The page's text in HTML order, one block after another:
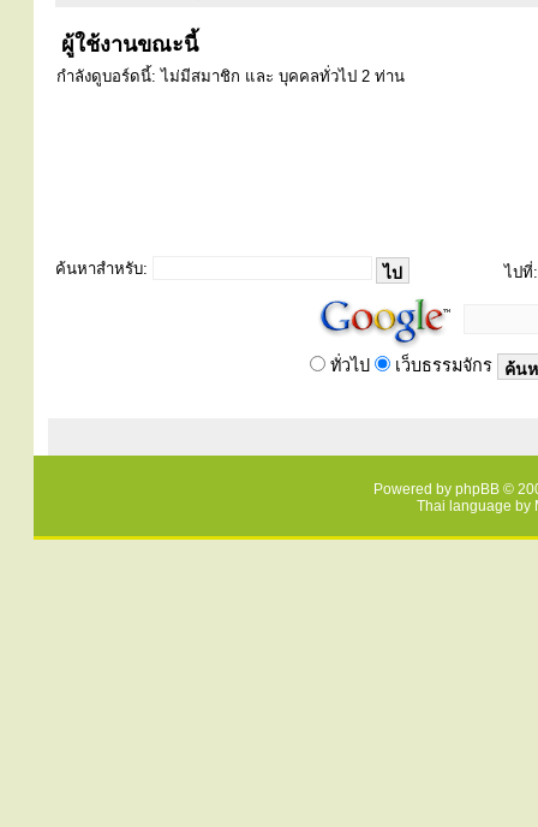
ผู้ใช้งานขณะนี้
กำลังดูบอร์ดนี้: ไม่มีสมาชิก และ บุคคลทั่วไป 2 ท่าน
ค้นหาสำหรับ: ไปที่:
ทั่วไป เว็บธรรมจักร
Powered by phpBB ©
Thai language by